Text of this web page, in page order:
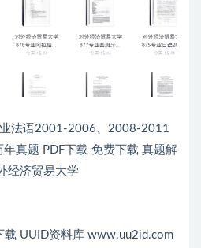
法语2001-2006、2008-2011
真题 PDF下载 免费下载 真题解
经济贸易大学
载 UUID资料库 www.uu2id.com